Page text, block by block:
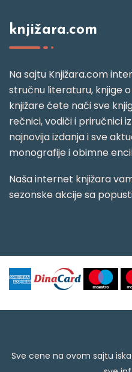
knjižara.com
Na sajtu Knjižara.com
stručnu literaturu, knjige
knjižare ćete naći sve
rečnici, vodiči i priručnici
najnovija izdanja i sve
monografije i obimne
Naša internet knjižara
sezonske akcije sa
Sve cene na ovom sajtu